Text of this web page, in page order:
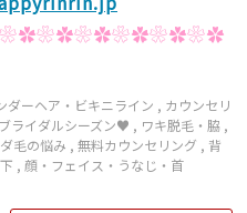
ダーヘア・ビキニライン , カウンセリ
ブライダルシーズン♥︎ , ワキ脱毛・脇 ,
毛の悩み ,無料カウンセリング , 背
,顔・フェイス・うなじ・首